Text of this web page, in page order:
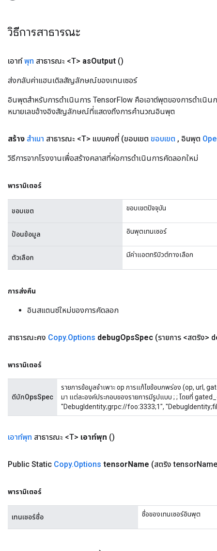
วิธีการสาธารณะ
เอาท์พุท สาธารณะ <T> asOutput ()
ส่งกลับค่าแฮนเดิลสัญลักษณ์ของเทนเซอร์
อินพุตสำหรับการดำเนินการ TensorFlow คือเอาต์พุตของการดำเนิน
หมายเลขอ้างอิงสัญลักษณ์ที่แสดงถึงการคำนวณอินพุต
สร้าง สำเนา สาธารณะ <T> แบบคงที่ (ขอบเขต ขอบเขต , อินพุต
วิธีการจากโรงงานเพื่อสร้างคลาสที่ห่อการดำเนินการคัดลอกใหม่
พารามิเตอร์
ขอบเขต ขอบเขตปัจจุบัน
ป้อนข้อมูล อินพุตเทนเซอร์
ตัวเลือก มีค่าแอตทริบิวต์ทางเลือก
การส่งคืน
อินสแตนซ์ใหม่ของการคัดลอก
สาธารณะคง Copy.Options debugOpsSpec (รายการ <สตริง>
พารามิเตอร์
ดีบักOpsSpec
รายการข้อมูลจำเพาะ op การแก้ไขข้อบกพร่อง (op, url,
มา แต่ละองค์ประกอบของรายการมีรูปแบบ ; ; โดยที่
"DebugIdentity;grpc://foo:3333;1",
เอาท์พุท สาธารณะ <T> เอาท์พุท ()
Public Static Copy.Options tensorName (สตริง tensor
พารามิเตอร์
เทนเซอร์ชื่อ ชื่อของเทนเซอร์อินพุต